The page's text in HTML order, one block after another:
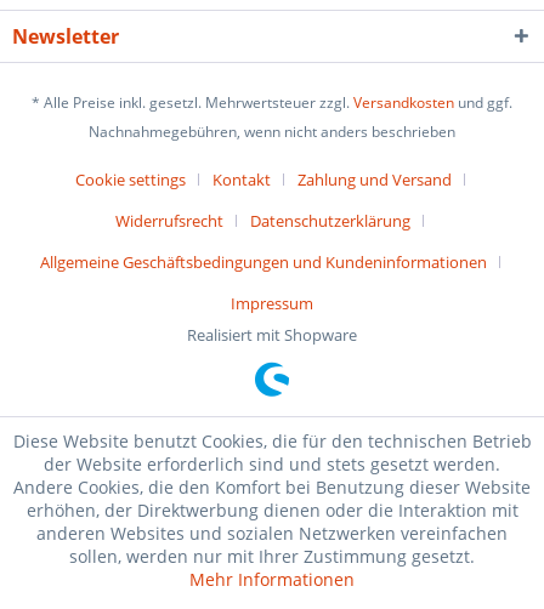
Newsletter
* Alle Preise inkl. gesetzl. Mehrwertsteuer zzgl.Versandkosten und ggf.
Nachnahmegebühren, wenn nicht anders beschrieben
Cookie settings Kontakt
Zahlung und Versand
Widerrufsrecht
Datenschutzerklärung
Allgemeine Geschäftsbedingungen und Kundeninformationen
Impressum
Realisiert mit Shopware
Diese Website benutzt Cookies, die für den technischen Betrieb
der Website erforderlich sind und stets gesetzt werden.
Andere Cookies, die den Komfort bei Benutzung dieser Website
erhöhen, der Direktwerbung dienen oder die Interaktion mit
anderen Websites und sozialen Netzwerken vereinfachen
sollen, werden nur mit Ihrer Zustimmung gesetzt.
Mehr Informationen